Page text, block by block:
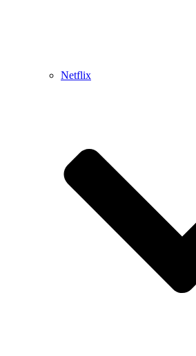
Netflix